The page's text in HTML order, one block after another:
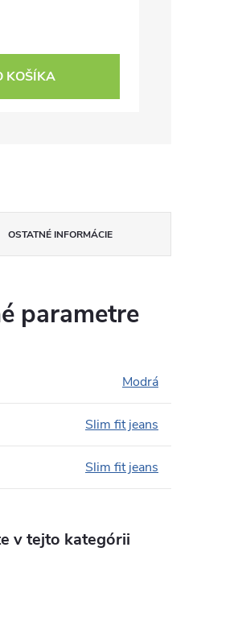
KOŠÍKA
OSTATNÉ INFORMÁCIE
parametre
Modrá
Slim fit jeans
Slim fit jeans
v tejto kategórii